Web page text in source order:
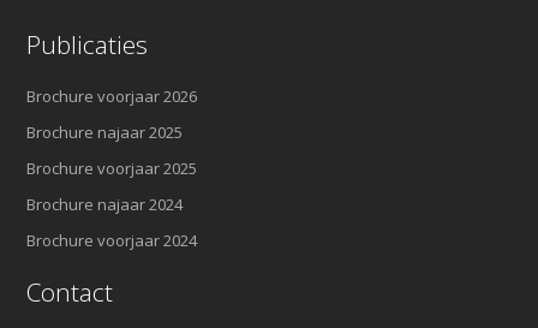
Publicaties
Brochure voorjaar 2026
Brochure najaar 2025
Brochure voorjaar 2025
Brochure najaar 2024
Brochure voorjaar 2024
Contact